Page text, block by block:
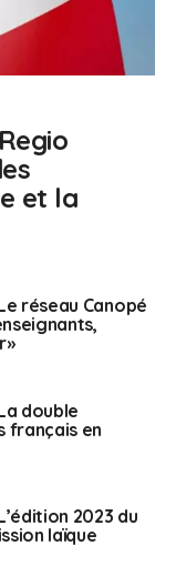
et la
réseau Canopé
double
français en
2023 du
laïque